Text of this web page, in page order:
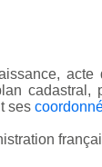
ses